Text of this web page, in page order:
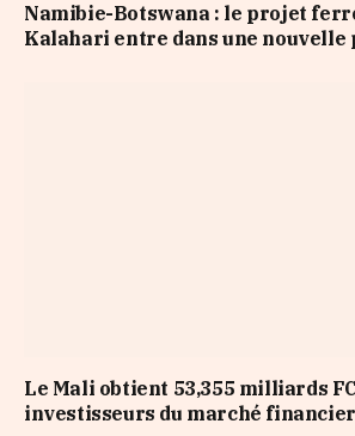
Namibie-Botswana : le projet
Kalahari entre dans une nouvelle
Le Mali obtient 53,355 milliards
investisseurs du marché financier